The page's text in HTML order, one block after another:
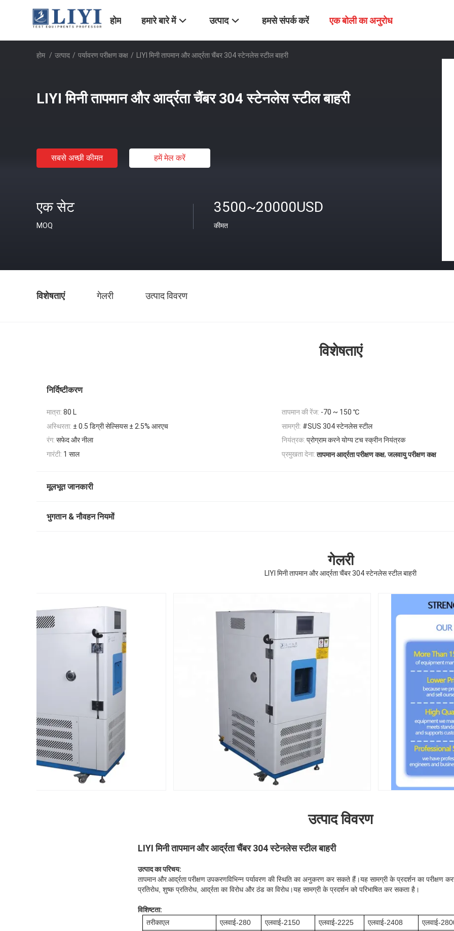
होम हमारे बारे में उत्पाद हमसे संपर्क करें एक बोली का अनुरोध
होम / उत्पाद / पर्यावरण परीक्षण कक्ष / LIYI मिनी तापमान और आर्द्रता चैंबर 304 स्टेनलेस स्टील बाहरी
LIYI मिनी तापमान और आर्द्रता चैंबर 304 स्टेनलेस स्टील बाहरी
सबसे अच्छी कीमत हमें मेल करें
एक सेट
MOQ
3500~20000USD
कीमत
विशेषताएं गेलरी उत्पाद विवरण
विशेषताएं
निर्दिष्टीकरण
मात्रा: 80 L तापमान की रेंज: -70 ~ 150 ℃
अस्थिरता: ± 0.5 डिग्री सेल्सियस ± 2.5% आरएच सामग्री: #SUS 304 स्टेनलेस स्टील
रंग: सफेद और नीला नियंत्रक: प्रोग्राम करने योग्य टच स्क्रीन नियंत्रक
गारंटी: 1 साल प्रमुखता देना: तापमान आर्द्रता परीक्षण कक्ष,जलवायु परीक्षण कक्ष
मूलभूत जानकारी
भुगतान & नौवहन नियमों
गेलरी
LIYI मिनी तापमान और आर्द्रता चैंबर 304 स्टेनलेस स्टील बाहरी
उत्पाद विवरण
LIYI मिनी तापमान और आर्द्रता चैंबर 304 स्टेनलेस स्टील बाहरी
उत्पाद का परिचय:
तापमान और आर्द्रता परीक्षण उपकरणविभिन्न पर्यावरण की स्थिति का अनुकरण कर सकते हैं।यह सामग्री के प्रदर्शन का परीक्षण
प्रतिरोध, शुष्क प्रतिरोध, आर्द्रता का विरोध और ठंड का विरोध।यह सामग्री के प्रदर्शन को परिभाषित कर सकता है।
विशिष्टता:
तरीकाएल एलवाई-280 एलवाई-2150 एलवाई-2225 एलवाई-2408
एलवाई-